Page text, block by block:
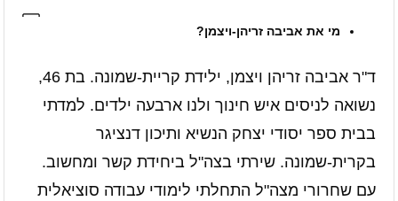
מי את אביבה זריהן-ויצמן?
ד"ר אביבה זריהן ויצמן, ילידת קריית-שמונה. בת 46,
נשואה לניסים איש חינוך ולנו ארבעה ילדים. למדתי
בבית ספר יסודי יצחק הנשיא ותיכון דנציגר
בקרית-שמונה. שירתי בצה"ל ביחידת קשר ומחשוב.
עם שחרורי מצה"ל התחלתי לימודי עבודה סוציאלית